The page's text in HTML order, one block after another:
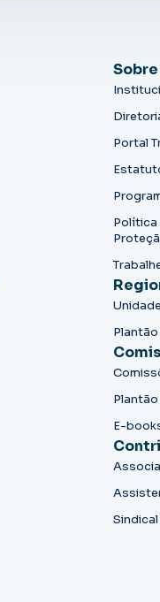
Portal
Política
Plantão
E-
Sindical